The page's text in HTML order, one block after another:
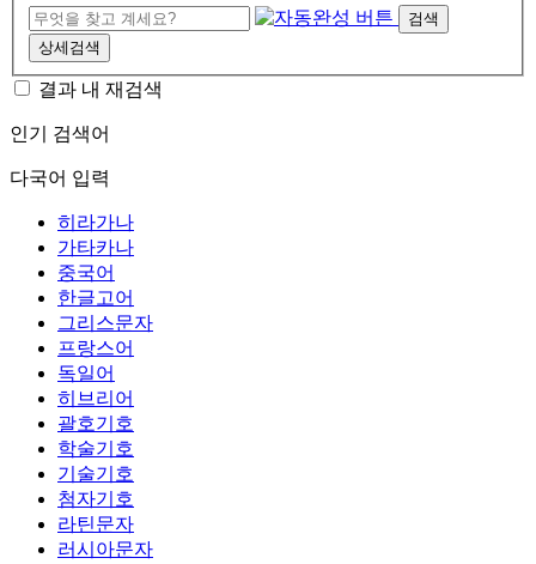
검색
상세검색
결과 내 재검색
인기 검색어
다국어 입력
히라가나
가타카나
중국어
한글고어
그리스문자
프랑스어
독일어
히브리어
괄호기호
학술기호
기술기호
첨자기호
라틴문자
러시아문자